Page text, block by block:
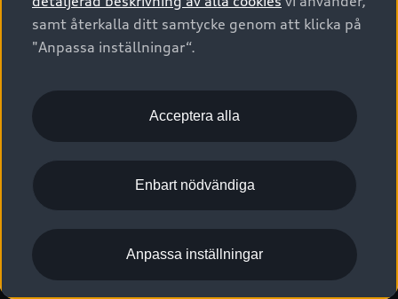
Provkörning
Audi Collection – livsstilsartiklar
Vanliga frågor
2G/3G nätet stängs ned - Hur påverkas min bil av detta?
myAudi
Pressmeddelanden
Nyhetsbrev
Vårt hållbarhetsarbete
Lediga tjänster huvudkontor
Lediga tjänster hos Audi Återförsäljare
Kommentar till mediauppgifter om dataläcka
Utgivare Juridiskt
Juridiskt Audi AG
Juridiskt Audi Digital Giveaway
Anpassa inställningar för cookies
Visselblåsarkanaler
samt återkalla ditt samtycke genom att klicka på
"Anpassa inställningar“.
Acceptera alla
Enbart nödvändiga
Anpassa inställningar